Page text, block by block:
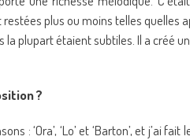
plus ou moins telles quelles
plupart étaient subtiles. Il a créé
?
: ‘Ora’, ‘Lo’ et ‘Barton’, et j’ai